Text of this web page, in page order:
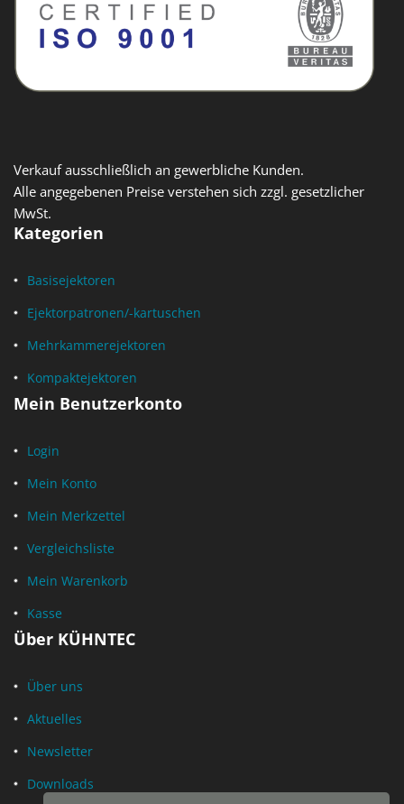
Verkauf ausschließlich an gewerbliche Kunden.
Alle angegebenen Preise verstehen sich zzgl. gesetzlicher
MwSt.
Kategorien
Basisejektoren
Ejektorpatronen/-kartuschen
Mehrkammerejektoren
Kompaktejektoren
Mein Benutzerkonto
Login
Mein Konto
Mein Merkzettel
Vergleichsliste
Mein Warenkorb
Kasse
Über KÜHNTEC
Über uns
Aktuelles
Newsletter
Downloads